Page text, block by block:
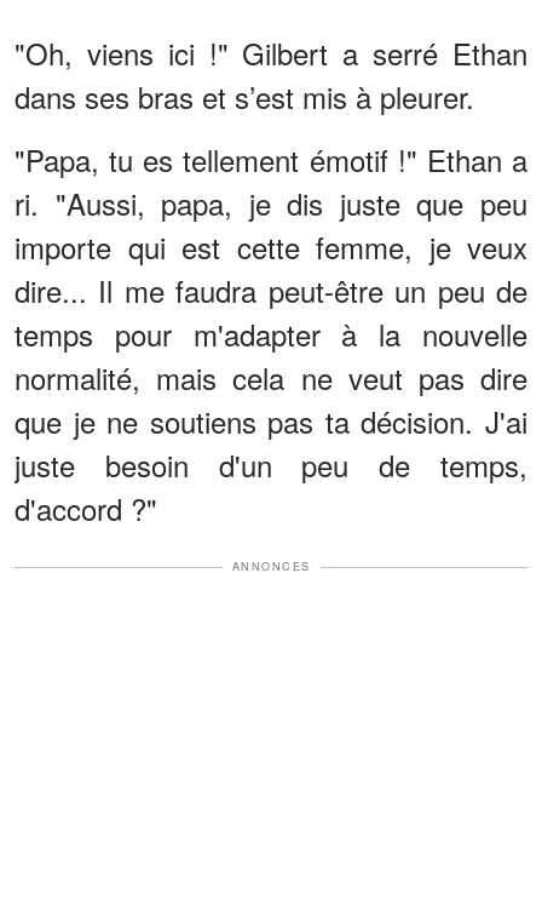
"Oh, viens ici !" Gilbert a serré Ethan
dans ses bras et s’est mis à pleurer.
"Papa, tu es tellement émotif !" Ethan a
ri. "Aussi, papa, je dis juste que peu
importe qui est cette femme, je veux
dire... Il me faudra peut-être un peu de
temps pour m'adapter à la nouvelle
normalité, mais cela ne veut pas dire
que je ne soutiens pas ta décision. J'ai
juste besoin d'un peu de temps,
d'accord ?"
ANNONCES